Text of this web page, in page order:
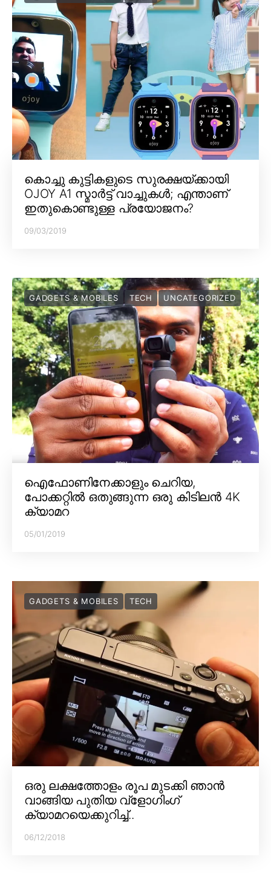
കൊച്ചു കുട്ടികളുടെ സുരക്ഷയ്ക്കായി
OJOY A1 സ്മാർട്ട് വാച്ചുകൾ; എന്താണ്
ഇതുകൊണ്ടുള്ള പ്രയോജനം?
09/03/2019
GADGETS & MOBILES TECH UNCATEGORIZED
ഐഫോണിനേക്കാളും ചെറിയ,
പോക്കറ്റിൽ ഒതുങ്ങുന്ന ഒരു കിടിലൻ 4K
ക്യാമറ
05/01/2019
GADGETS & MOBILES TECH
ഒരു ലക്ഷത്തോളം രൂപ മുടക്കി ഞാൻ
വാങ്ങിയ പുതിയ വ്‌ളോഗിംഗ്
ക്യാമറയെക്കുറിച്ച്..
06/12/2018